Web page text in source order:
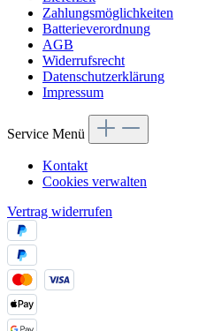
Zahlungsmöglichkeiten
Batterieverordnung
AGB
Widerrufsrecht
Datenschutzerklärung
Impressum
Service Menü
Kontakt
Cookies verwalten
Vertrag widerrufen